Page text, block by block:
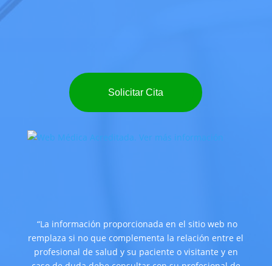
Solicitar Cita
“La información proporcionada en el sitio web no
remplaza si no que complementa la relación entre el
profesional de salud y su paciente o visitante y en